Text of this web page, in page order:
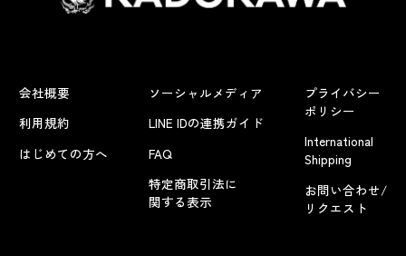
会社概要
利用規約
はじめての方へ
ソーシャルメディア
LINE IDの連携ガイド
FAQ
特定商取引法に
関する表示
プライバシー
ポリシー
International
Shipping
お問い合わせ/
リクエスト